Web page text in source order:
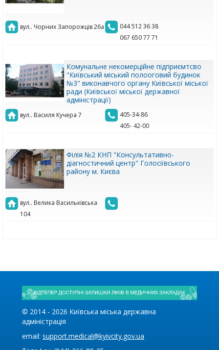
вул.. Чорних Запорожців 26а
044 512 36 38
067 650 77 71
Комунальне некомерційне підприємтсво
"Київський міський полооговий будинок
№3" виконавчого органу Київської міської
ради (Київської міської державної
адміністрації)
вул.. Василя Кучера 7
405-34-86
405- 42-00
Філія №2 КНП "Консультативно-
діагностичний центр" Голосіївського
району м. Києва
вул.. Велика Васильківська
104
© 2014 - 2026 Київська міська державна
адміністрація
email: support.medical@kyivcity.gov.ua